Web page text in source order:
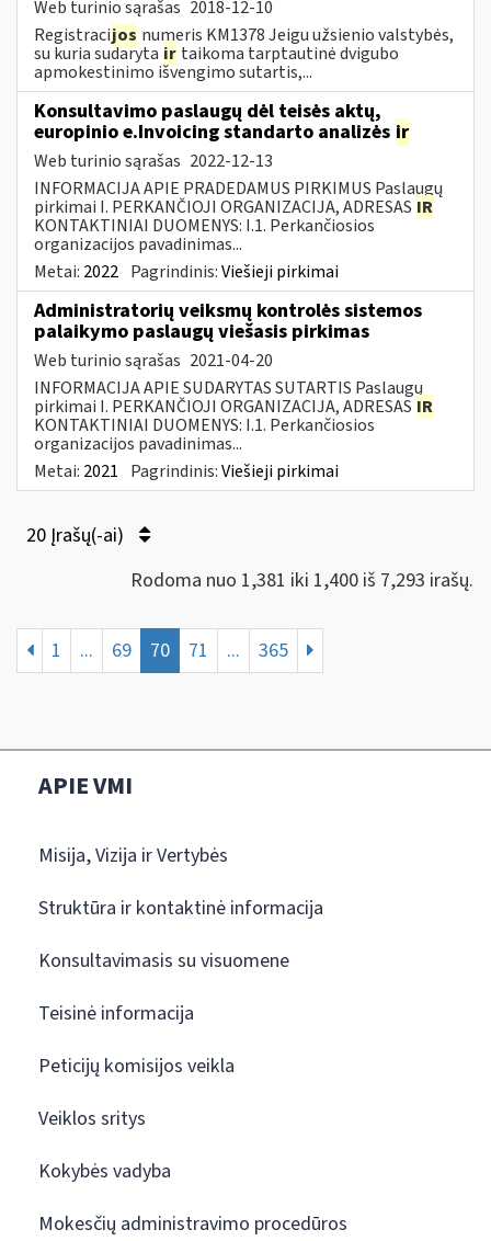
Web turinio sąrašas 2018-12-10
Registracijos numeris KM1378 Jeigu užsienio valstybės,
su kuria sudaryta ir taikoma tarptautinė dvigubo
apmokestinimo išvengimo sutartis,...
Konsultavimo paslaugų dėl teisės aktų,
europinio e.Invoicing standarto analizės ir
Web turinio sąrašas 2022-12-13
INFORMACIJA APIE PRADEDAMUS PIRKIMUS Paslaugų
pirkimai I. PERKANČIOJI ORGANIZACIJA, ADRESAS IR
KONTAKTINIAI DUOMENYS: I.1. Perkančiosios
organizacijos pavadinimas...
Metai: 2022 Pagrindinis:Viešieji pirkimai
Administratorių veiksmų kontrolės sistemos
palaikymo paslaugų viešasis pirkimas
Web turinio sąrašas 2021-04-20
INFORMACIJA APIE SUDARYTAS SUTARTIS Paslaugų
pirkimai I. PERKANČIOJI ORGANIZACIJA, ADRESAS IR
KONTAKTINIAI DUOMENYS: I.1. Perkančiosios
organizacijos pavadinimas...
Metai: 2021 Pagrindinis:Viešieji pirkimai
20 Įrašų(-ai)
Rodoma nuo 1,381 iki 1,400 iš 7,293 irašų.
1 ... 69 70 71 ... 365
APIE VMI
Misija, Vizija ir Vertybės
Struktūra ir kontaktinė informacija
Konsultavimasis su visuomene
Teisinė informacija
Peticijų komisijos veikla
Veiklos sritys
Kokybės vadyba
Mokesčių administravimo procedūros